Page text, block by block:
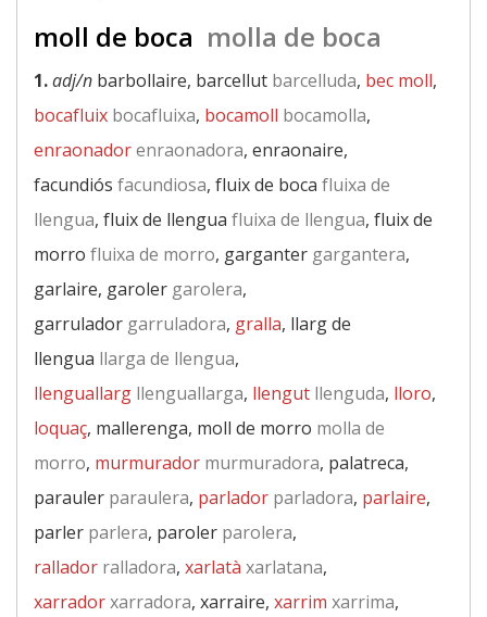
moll de boca molla de boca
1.adj/n barbollaire, barcellut barcelluda, bec moll,
bocafluix bocafluixa, bocamoll bocamolla,
enraonadorenraonadora, enraonaire,
facundiós facundiosa, fluix de boca fluixa de
llengua, fluix de llengua fluixa de llengua, fluix de
morro fluixa de morro, garganter gargantera,
garlaire, garoler garolera,
garrulador garruladora, gralla, llarg de
llengua llarga de llengua,
llenguallarg llenguallarga, llengut llenguda, lloro,
loquaç, mallerenga, moll de morro molla de
morro, murmurador murmuradora, palatreca,
parauler paraulera, parlador parladora, parlaire,
parler parlera, paroler parolera,
rallador ralladora, xarlatà xarlatana,
xarradorxarradora, xarraire, xarrim xarrima,